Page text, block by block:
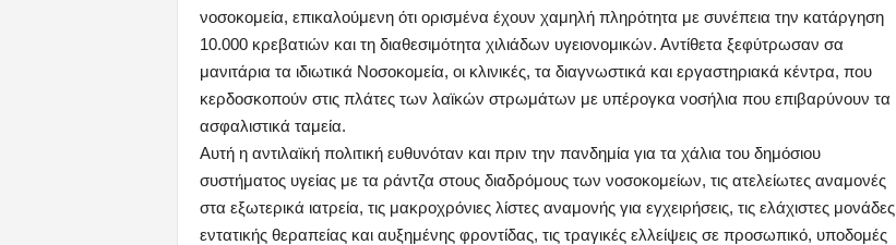
νοσοκομεία, επικαλούμενη ότι ορισμένα έχουν χαμηλή πληρότητα με συνέπεια την κατάργηση
10.000 κρεβατιών και τη διαθεσιμότητα χιλιάδων υγειονομικών. Αντίθετα ξεφύτρωσαν σα
μανιτάρια τα ιδιωτικά Νοσοκομεία, οι κλινικές, τα διαγνωστικά και εργαστηριακά κέντρα, που
κερδοσκοπούν στις πλάτες των λαϊκών στρωμάτων με υπέρογκα νοσήλια που επιβαρύνουν τα
ασφαλιστικά ταμεία.
Αυτή η αντιλαϊκή πολιτική ευθυνόταν και πριν την πανδημία για τα χάλια του δημόσιου
συστήματος υγείας με τα ράντζα στους διαδρόμους των νοσοκομείων, τις ατελείωτες αναμονές
στα εξωτερικά ιατρεία, τις μακροχρόνιες λίστες αναμονής για εγχειρήσεις, τις ελάχιστες μονάδες
εντατικής θεραπείας και αυξημένης φροντίδας, τις τραγικές ελλείψεις σε προσωπικό, υποδομές